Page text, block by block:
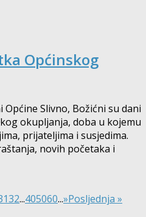
Općinskog
Slivno, Božićni su dani
okupljanja, doba u kojemu
prijateljima i susjedima.
novih početaka i
32...405060...»Posljednja »